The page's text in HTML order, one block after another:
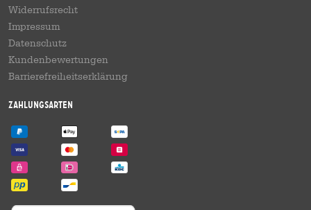
Widerrufsrecht
Impressum
Datenschutz
Kundenbewertungen
Barrierefreiheitserklärung
Zahlungsarten